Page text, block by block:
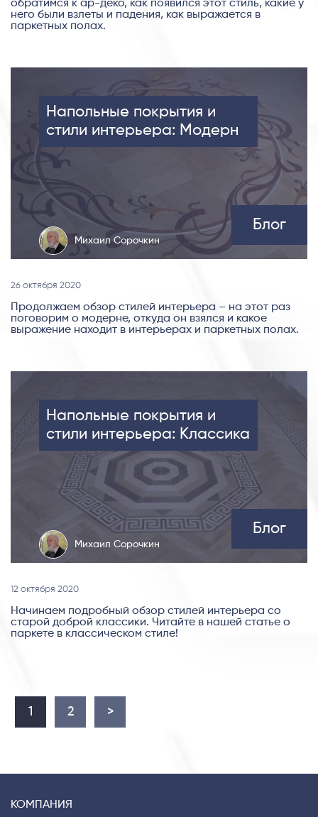
обратимся к ар-деко, как появился этот стиль, какие у
него были взлеты и падения, как выражается в
паркетных полах.
Напольные покрытия и
стили интерьера: Модерн
Михаил Сорочкин
Блог
26 октября 2020
Продолжаем обзор стилей интерьера – на этот раз
поговорим о модерне, откуда он взялся и какое
выражение находит в интерьерах и паркетных полах.
Напольные покрытия и
стили интерьера: Классика
Михаил Сорочкин
Блог
12 октября 2020
Начинаем подробный обзор стилей интерьера со
старой доброй классики. Читайте в нашей статье о
паркете в классическом стиле!
1 2 >
КОМПАНИЯ